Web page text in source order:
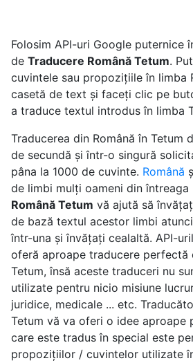
Folosim API-uri Google puternice
de Traducere Română Tetum.
cuvintele sau propozițiile în limba
casetă de text și faceți clic pe
a traduce textul introdus în limba
Traducerea din Română în Tetum
de secundă și într-o singură
pâna la 1000 de cuvinte. Română
de limbi mulți oameni din întreaga
Română Tetum vă ajută să
de bază textul acestor limbi
într-una și învățați cealaltă. API-
oferă aproape traducere perfectă
Tetum, însă aceste traduceri nu
utilizate pentru nicio misiune
juridice, medicale ... etc.
Tetum vă va oferi o idee aproape
care este tradus în special este
propozițiilor / cuvintelor utilizate